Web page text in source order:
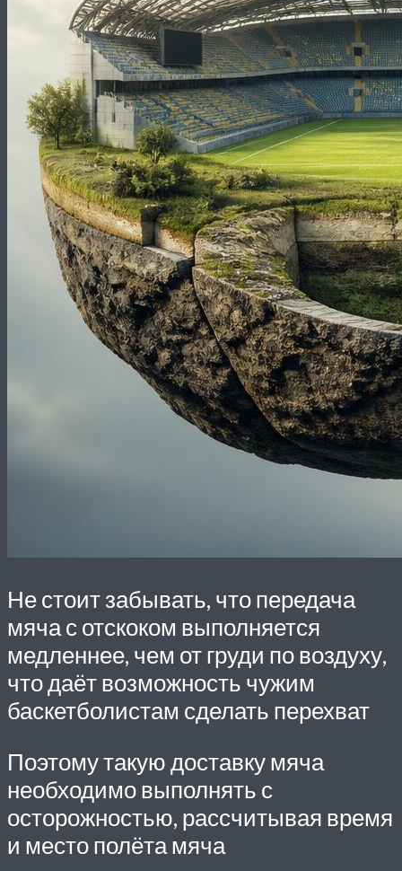
Не стоит забывать, что передача
мяча с отскоком выполняется
медленнее, чем от груди по воздуху,
что даёт возможность чужим
баскетболистам сделать перехват
Поэтому такую доставку мяча
необходимо выполнять с
осторожностью, рассчитывая время
и место полёта мяча